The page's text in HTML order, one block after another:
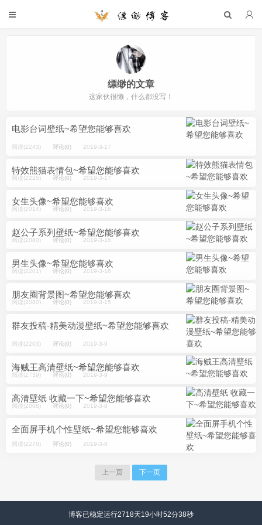
缥缈的文章
这家伙很懒，什么都没写！
电影台词壁纸~希望您能够喜欢
阅读(2243) 评论(0) 2019-3-17
特效熊猫表情包~希望您能够喜欢
阅读(2225) 评论(0) 2019-3-17
女生头像~希望您能够喜欢
阅读(2014) 评论(0) 2019-3-16
赵公子系列壁纸~希望您能够喜欢
阅读(2080) 评论(0) 2019-3-16
男生头像~希望您能够喜欢
阅读(2201) 评论(0) 2019-3-16
朋友圈背景图~希望您能够喜欢
阅读(2080) 评论(0) 2019-3-15
群友投稿-精美动漫壁纸~希望您能够喜欢
阅读(2203) 评论(0) 2019-3-9
海贼王高清壁纸~希望您能够喜欢
阅读(2739) 评论(0) 2019-3-9
高清壁纸 收藏一下~希望您能够喜欢
阅读(2008) 评论(0) 2019-3-8
全面屏手机个性壁纸~希望您能够喜欢
阅读(2278) 评论(0) 2019-3-8
上一页 下一页
博客已稳定运行2718天19小时52分38秒